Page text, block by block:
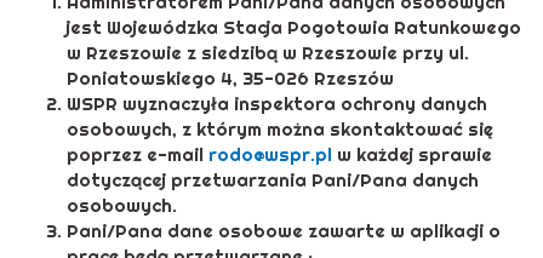
jest Wojewódzka Stacja Pogotowia Ratunkowego
w Rzeszowie z siedzibą w Rzeszowie przy ul.
Poniatowskiego 4, 35-026 Rzeszów
WSPR wyznaczyła inspektora ochrony danych
osobowych, z którym można skontaktować się
poprzez e-mail rodo@wspr.pl w każdej sprawie
dotyczącej przetwarzania Pani/Pana danych
osobowych.
Pani/Pana dane osobowe zawarte w aplikacji o